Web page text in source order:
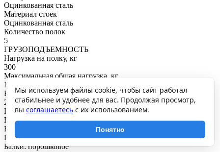
Оцинкованная сталь
Материал стоек
Оцинкованная сталь
Количество полок
5
ГРУЗОПОДЪЕМНОСТЬ
Нагрузка на полку, кг
300
Максимальная общая нагрузка, кг
1500
Нагрузка на секцию, кг
2700
ПОКРЫТИЕ И ЦВЕТ
RAL
Балки: RAL7115
Покрытие
Балки: порошковое
Мы используем файлы cookie, чтобы сайт работал
стабильнее и удобнее для вас. Продолжая просмотр,
вы соглашаетесь с их использованием.
Понятно